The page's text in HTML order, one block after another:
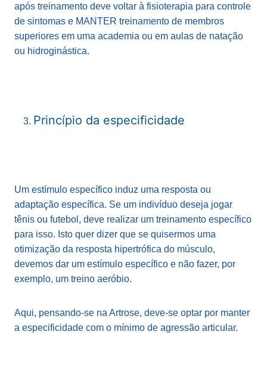
após treinamento deve voltar à fisioterapia para controle
de sintomas e MANTER treinamento de membros
superiores em uma academia ou em aulas de natação
ou hidroginástica.
Princípio da especificidade
Um estímulo específico induz uma resposta ou
adaptação específica. Se um indivíduo deseja jogar
tênis ou futebol, deve realizar um treinamento específico
para isso. Isto quer dizer que se quisermos uma
otimização da resposta hipertrófica do músculo,
devemos dar um estímulo específico e não fazer, por
exemplo, um treino aeróbio.
Aqui, pensando-se na Artrose, deve-se optar por manter
a especificidade com o mínimo de agressão articular.